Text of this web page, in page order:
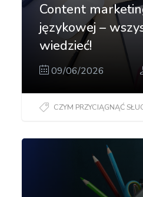
Content
językowej –
wiedzieć!
09/06/2026
CZYM PRZYCIĄGNĄĆ